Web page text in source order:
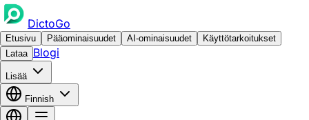
DictoGo
Etusivu Pääominaisuudet AI-ominaisuudet
Käyttötarkoitukset
Lataa Blogi
Lisää
Finnish